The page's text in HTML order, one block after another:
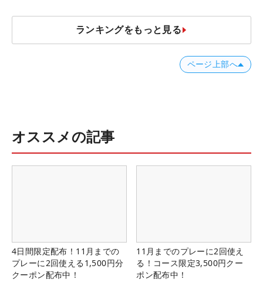
ランキングをもっと見る
ページ上部へ
オススメの記事
4日間限定配布！11月までの
プレーに2回使える1,500円分
クーポン配布中！
11月までのプレーに2回使え
る！コース限定3,500円クー
ポン配布中！